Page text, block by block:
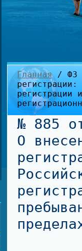
Главная/ ФЗ №
регистрации
№ 885
О